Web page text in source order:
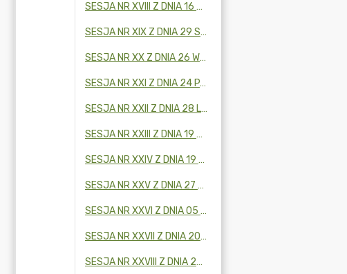
SESJA NR XVIII Z DNIA 16 CZERWCA 2025 R.
SESJA NR XIX Z DNIA 29 SIERPNIA 2025 R.
SESJA NR XX Z DNIA 26 WRZEŚNIA 2025 R.
SESJA NR XXI Z DNIA 24 PAŹDZIERNIKA 2025 R.
SESJA NR XXII Z DNIA 28 LISTOPADA 2025 R.
SESJA NR XXIII Z DNIA 19 GRUDNIA 2025 R.
SESJA NR XXIV Z DNIA 19 GRUDNIA 2025 R.
SESJA NR XXV Z DNIA 27 LUTEGO 2026R.
SESJA NR XXVI Z DNIA 05 MARCA 2026 R.
SESJA NR XXVII Z DNIA 20 MARCA 2026 R.
SESJA NR XXVIII Z DNIA 24 KWIETNIA 2026R.